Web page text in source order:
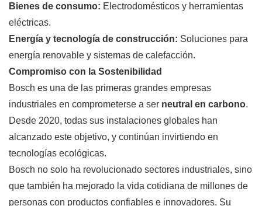
Bienes de consumo: Electrodomésticos y herramientas
eléctricas.
Energía y tecnología de construcción: Soluciones para
energía renovable y sistemas de calefacción.
Compromiso con la Sostenibilidad
Bosch es una de las primeras grandes empresas
industriales en comprometerse a ser neutral en carbono.
Desde 2020, todas sus instalaciones globales han
alcanzado este objetivo, y continúan invirtiendo en
tecnologías ecológicas.
Bosch no solo ha revolucionado sectores industriales, sino
que también ha mejorado la vida cotidiana de millones de
personas con productos confiables e innovadores. Su